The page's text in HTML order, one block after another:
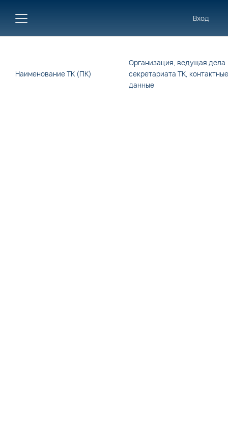
Вход
Наименование ТК (ПК)
Организация, ведущая дела
секретариата ТК, контактные
данные